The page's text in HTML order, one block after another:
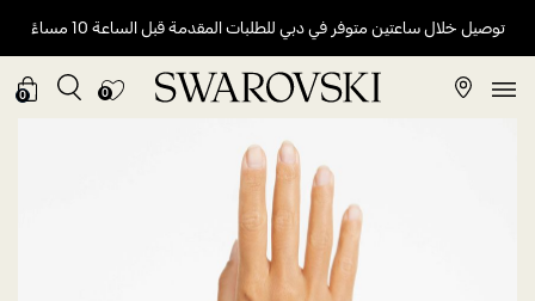
توصيل خلال ساعتين متوفر في دبي للطلبات المقدمة قبل الساعة 10 مساءً
0
0